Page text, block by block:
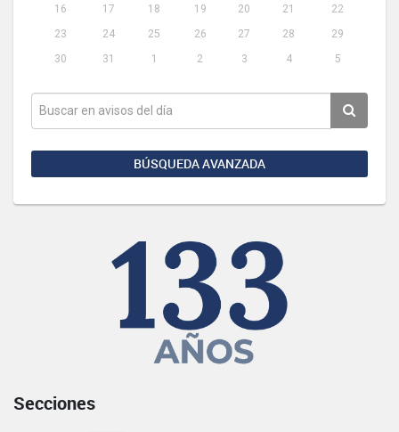
16
17 18 19 20 21
22
23
24 25 26 27 28
29
30
31 1 2 3 4 5
BÚSQUEDA AVANZADA
Secciones